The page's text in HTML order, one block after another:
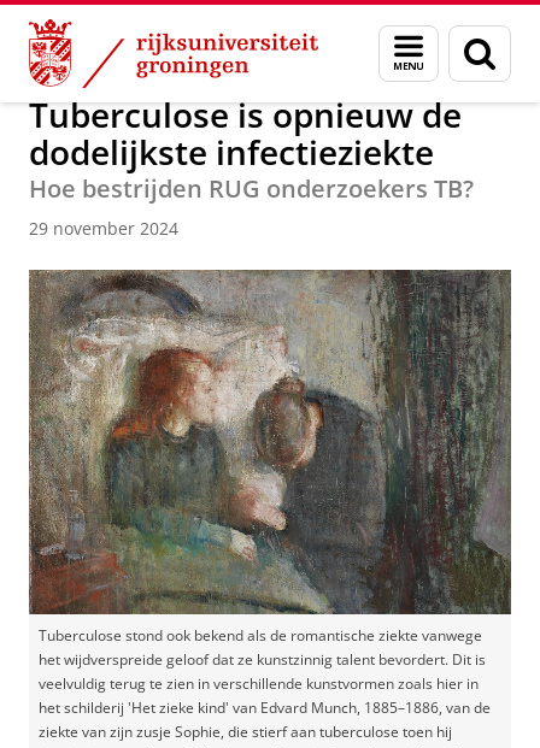
Skip
Content
Skip
Navigation
Menu
en
zoeken
Over ons Faculty of Science and Engineering Nieuws
Tuberculose is opnieuw de
dodelijkste infectieziekte
Hoe bestrijden RUG onderzoekers TB?
29 november 2024
Tuberculose stond ook bekend als de romantische ziekte vanwege
het wijdverspreide geloof dat ze kunstzinnig talent bevordert. Dit is
veelvuldig terug te zien in verschillende kunstvormen zoals hier in
het schilderij 'Het zieke kind' van Edvard Munch, 1885–1886, van de
ziekte van zijn zusje Sophie, die stierf aan tuberculose toen hij